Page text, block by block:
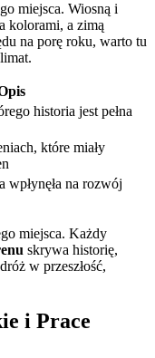
miejsca. Wiosną i
kolorami, a zimą
na porę roku, warto tu
historia jest pełna
które miały
na rozwój
miejsca. Każdy
skrywa historię,
w przeszłość,
i Prace